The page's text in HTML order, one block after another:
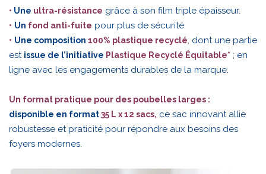
• Une ultra-résistance grâce à son film triple épaisseur.
• Un fond anti-fuite pour plus de sécurité.
• Une composition 100% plastique recyclé, dont une partie
est issue de l’initiative Plastique Recyclé Équitable* ; en
ligne avec les engagements durables de la marque.
Un format pratique pour des poubelles larges :
disponible en format35 L x 12 sacs, ce sac innovant allie
robustesse et praticité pour répondre aux besoins des
foyers modernes.